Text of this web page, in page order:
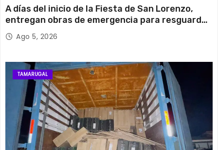
A días del inicio de la Fiesta de San Lorenzo,
entregan obras de emergencia para resguardar
su histórico campanario
Ago 5, 2026
TAMARUGAL